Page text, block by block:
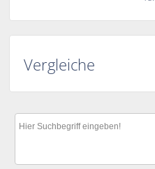
Vergleiche